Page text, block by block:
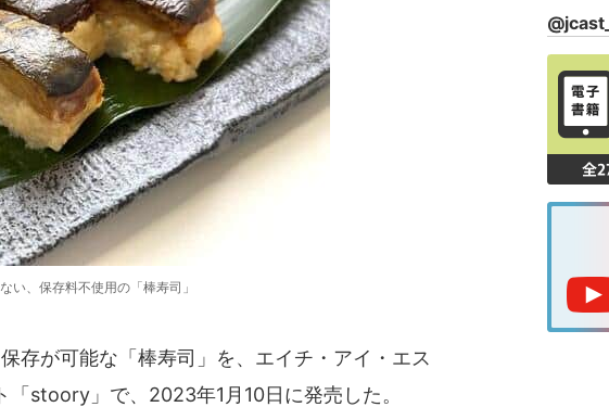
い、保存料不使用の「棒寿司」
が可能な「棒寿司」を、エイチ・アイ・エス
stoory」で、2023年1月10日に発売した。